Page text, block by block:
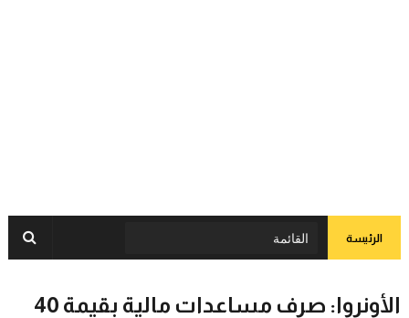
الرئيسة
الأونروا: صرف مساعدات مالية بقيمة 40